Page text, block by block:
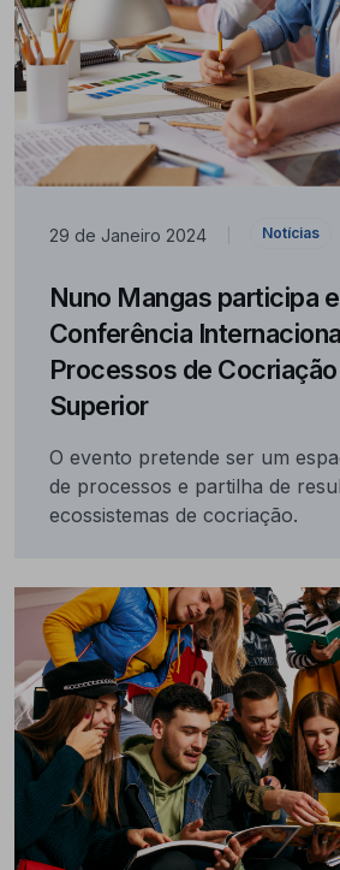
29 de Janeiro 2024 Notícias
Nuno Mangas participa
Conferência
Processos de
Superior
O evento pretende ser um
de processos e partilha de
ecossistemas de cocriação.